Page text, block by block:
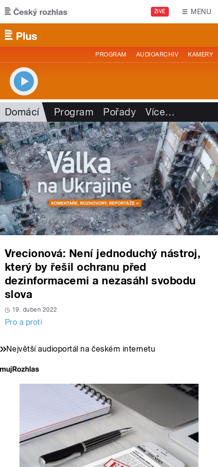
Přejít k hlavnímu obsahu
ŽIVĚ MENU
PROGRAM AUDIOARCHIV KAMERY
Domácí Program Pořady Více…
Vrecionová: Není jednoduchý nástroj,
který by řešil ochranu před
dezinformacemi a nezasáhl svobodu
slova
19. duben 2022
Pro a proti
Největší audioportál na českém internetu